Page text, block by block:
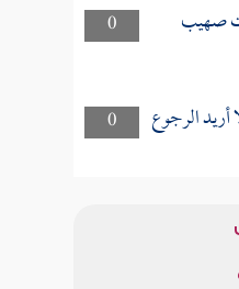
0
صهيب
0
الرجوع